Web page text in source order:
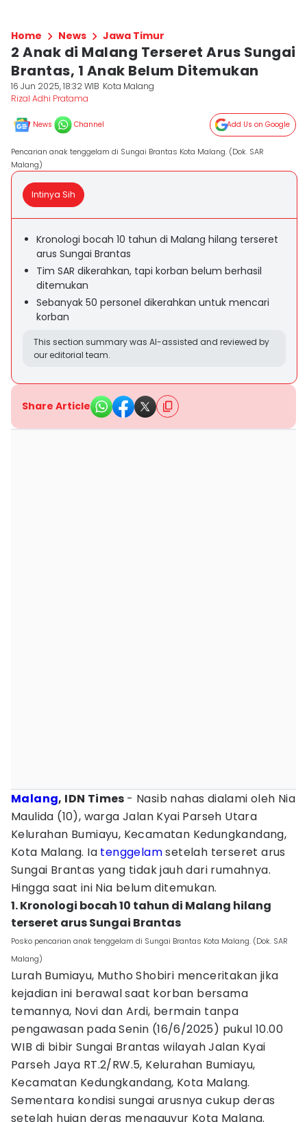
Home News Jawa Timur
2 Anak di Malang Terseret Arus Sungai
Brantas, 1 Anak Belum Ditemukan
16 Jun 2025, 18:32 WIB Kota Malang
Rizal Adhi Pratama
News Channel Add Us on Google
Pencarian anak tenggelam di Sungai Brantas Kota Malang. (Dok. SAR
Malang)
Intinya Sih
Kronologi bocah 10 tahun di Malang hilang terseret
arus Sungai Brantas
Tim SAR dikerahkan, tapi korban belum berhasil
ditemukan
Sebanyak 50 personel dikerahkan untuk mencari
korban
This section summary was AI-assisted and reviewed by
our editorial team.
Share Article
Malang, IDN Times - Nasib nahas dialami oleh Nia
Maulida (10), warga Jalan Kyai Parseh Utara
Kelurahan Bumiayu, Kecamatan Kedungkandang,
Kota Malang. Ia tenggelamsetelah terseret arus
Sungai Brantas yang tidak jauh dari rumahnya.
Hingga saat ini Nia belum ditemukan.
1. Kronologi bocah 10 tahun di Malang hilang
terseret arus Sungai Brantas
Posko pencarian anak tenggelam di Sungai Brantas Kota Malang. (Dok. SAR
Malang)
Lurah Bumiayu, Mutho Shobiri menceritakan jika
kejadian ini berawal saat korban bersama
temannya, Novi dan Ardi, bermain tanpa
pengawasan pada Senin (16/6/2025) pukul 10.00
WIB di bibir Sungai Brantas wilayah Jalan Kyai
Parseh Jaya RT.2/RW.5, Kelurahan Bumiayu,
Kecamatan Kedungkandang, Kota Malang.
Sementara kondisi sungai arusnya cukup deras
setelah hujan deras mengguyur Kota Malang.